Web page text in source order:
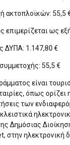
ακτοπλοϊκών: 55,5
επιμερίζεται ως
ΔΥΠΑ: 1.147,80 €
55,5 €
είναι
όπως ορίζει
των
Δημόσιας
στην ηλεκτρονική